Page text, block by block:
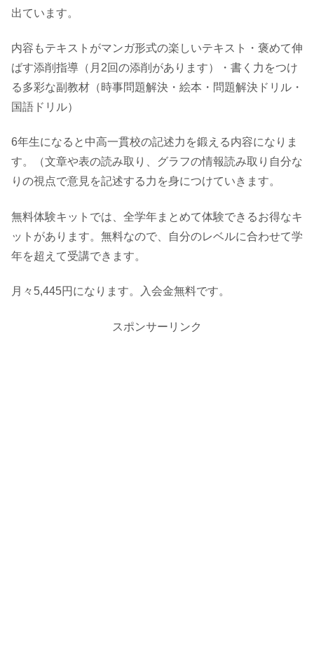
出ています。
内容もテキストがマンガ形式の楽しいテキスト・褒めて伸
ばす添削指導（月2回の添削があります）・書く力をつけ
る多彩な副教材（時事問題解決・絵本・問題解決ドリル・
国語ドリル）
6年生になると中高一貫校の記述力を鍛える内容になりま
す。（文章や表の読み取り、グラフの情報読み取り自分な
りの視点で意見を記述する力を身につけていきます。
無料体験キットでは、全学年まとめて体験できるお得なキ
ットがあります。無料なので、自分のレベルに合わせて学
年を超えて受講できます。
月々5,445円になります。入会金無料です。
スポンサーリンク